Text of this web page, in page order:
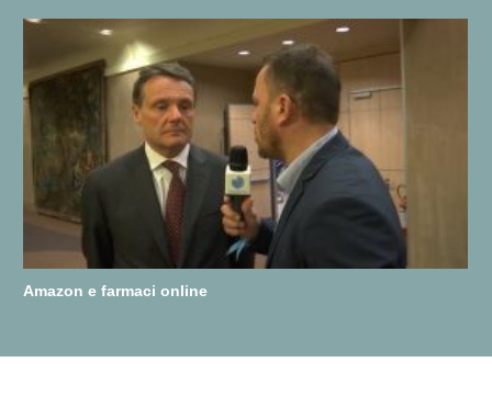
Amazon e farmaci online